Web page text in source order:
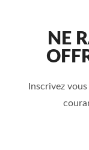
NE
Inscrivez